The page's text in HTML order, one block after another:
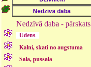
Nedzīvā daba - pārskats
Ūdens
Kalni, skati no augstuma
Sala, pussala